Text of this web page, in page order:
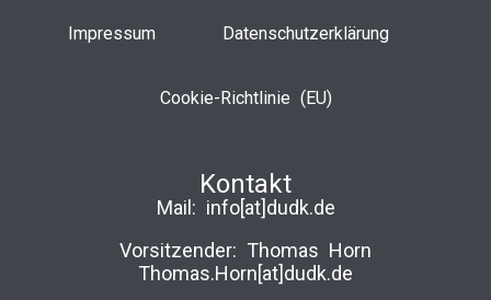
Impressum Datenschutzerklärung
Cookie-Richtlinie (EU)
Kontakt
Mail: info[at]dudk.de
Vorsitzender: Thomas Horn
Thomas.Horn[at]dudk.de